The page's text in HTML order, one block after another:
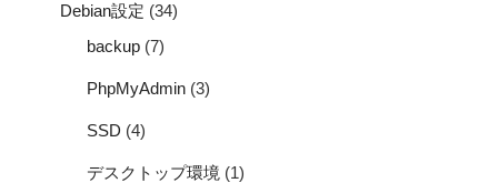
Debian設定 (34)
backup (7)
PhpMyAdmin (3)
SSD (4)
デスクトップ環境 (1)